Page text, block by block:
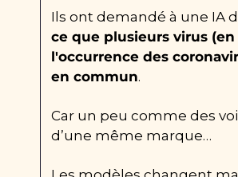
ce que plusieurs virus (en
l'occurrence des
en commun.
Car un peu comme des
d’une même marque…